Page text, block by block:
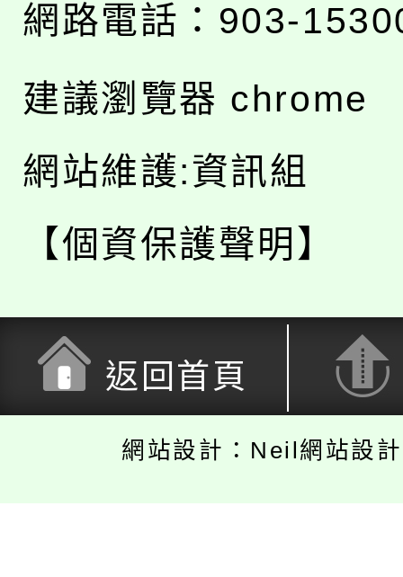
網路電話：903-
建議瀏覽器 chrome
網站維護:資訊組
【個資保護聲明】
返回首頁
網站設計：Neil網站設